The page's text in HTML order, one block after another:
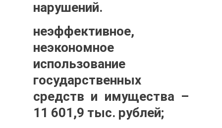
нарушений.
неэффективное,
неэкономное
использование
государственных
средств и имущества –
11 601,9 тыс. рублей;